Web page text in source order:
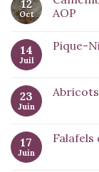
12
Oct
AOP
14
Juil
Pique-
23
Juin
17
Juin
Falafels